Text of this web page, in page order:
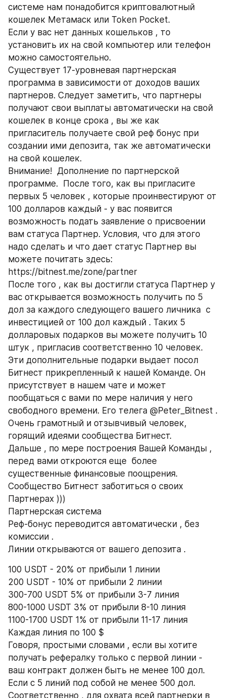
системе нам понадобится криптовалютный
кошелек Метамаск или Token Pocket.
Если у вас нет данных кошельков , то
установить их на свой компьютер или телефон
можно самостоятельно.
Существует 17-уровневая партнерская
программа в зависимости от доходов ваших
партнеров. Следует заметить, что партнеры
получают свои выплаты автоматически на свой
кошелек в конце срока , вы же как
пригласитель получаете свой реф бонус при
создании ими депозита, так же автоматически
на свой кошелек.
Внимание!  Дополнение по партнерской
программе.  После того, как вы пригласите
первых 5 человек , которые проинвестируют от
100 долларов каждый - у вас появится
возможность подать заявление о присвоении
вам статуса Партнер. Условия, что для этого
надо сделать и что дает статус Партнер вы
можете почитать здесь:
https://bitnest.me/zone/partner
После того , как вы достигли статуса Партнер у
вас открывается возможность получить по 5
дол за каждого следующего вашего личника  с
инвестицией от 100 дол каждый . Таких 5
долларовых подарков вы можете получить 10
штук , пригласив соответственно 10 человек.
Эти дополнительные подарки выдает посол
Битнест прикрепленный к нашей Команде. Он
присутствует в нашем чате и может
пообщаться с вами по мере наличия у него
свободного времени. Его телега @Peter_Bitnest .
Очень грамотный и отзывчивый человек,
горящий идеями сообщества Битнест.
Дальше , по мере построения Вашей Команды ,
перед вами откроются еще  более
существенные финансовые поощрения.
Сообщество Битнест заботиться о своих
Партнерах )))
Партнерская система
Реф-бонус переводится автоматически , без
комиссии .
Линии открываются от вашего депозита .
100 USDT - 20% от прибыли 1 линии
200 USDT - 10% от прибыли 2 линии
300-700 USDT 5% от прибыли 3-7 линия
800-1000 USDT 3% от прибыли 8-10 линия
1100-1700 USDT 1% от прибыли 11-17 линия
Каждая линия по 100 $
Говоря, простыми словами , если вы хотите
получать рефералку только с первой линии -
ваш контракт должен быть не менее 100 дол.
Если с 5 линий под собой не менее 500 дол.
Соответственно , для охвата всей партнерки в